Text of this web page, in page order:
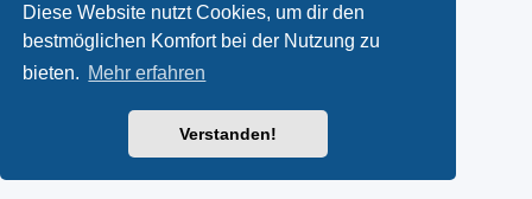
Diese Website nutzt Cookies, um dir den
bestmöglichen Komfort bei der Nutzung zu
bieten. Mehr erfahren
Verstanden!